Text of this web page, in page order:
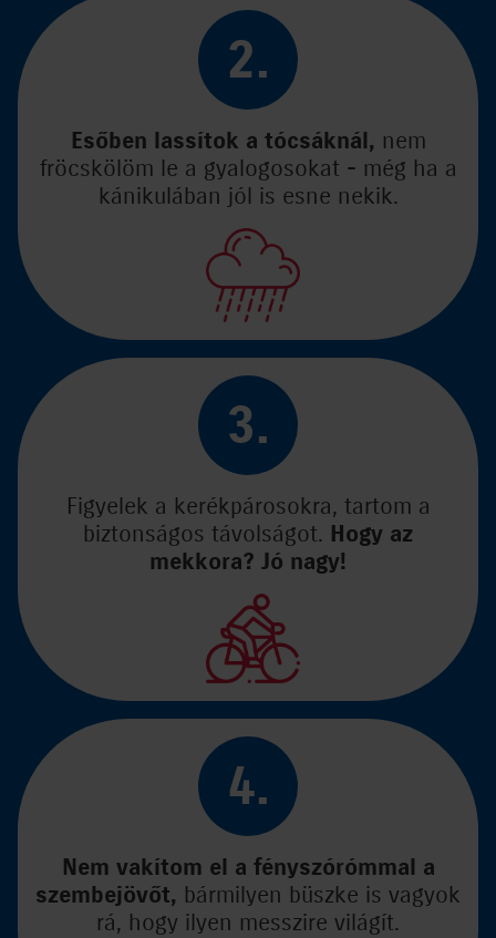
2.
Esőben lassítok a tócsáknál, nem
fröcskölöm le a gyalogosokat - még ha a
kánikulában jól is esne nekik.
3.
Figyelek a kerékpárosokra, tartom a
biztonságos távolságot. Hogy az
mekkora? Jó nagy!
4.
Nem vakítom el a fényszórómmal a
szembejövőt, bármilyen büszke is vagyok
rá, hogy ilyen messzire világít.